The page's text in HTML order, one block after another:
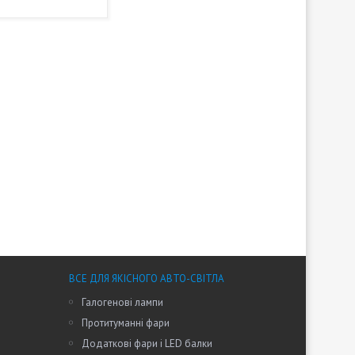
ВСЕ ДЛЯ ЯКІСНОГО АВТО-СВІТЛА
Галогенові лампи
Протитуманні фари
Додаткові фари і LED балки